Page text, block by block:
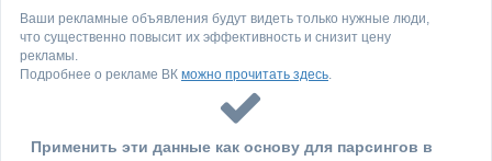
Ваши рекламные объявления будут видеть только нужные люди,
что существенно повысит их эффективность и снизит цену
рекламы.
Подробнее о рекламе ВК можно прочитать здесь.
Применить эти данные как основу для парсингов в